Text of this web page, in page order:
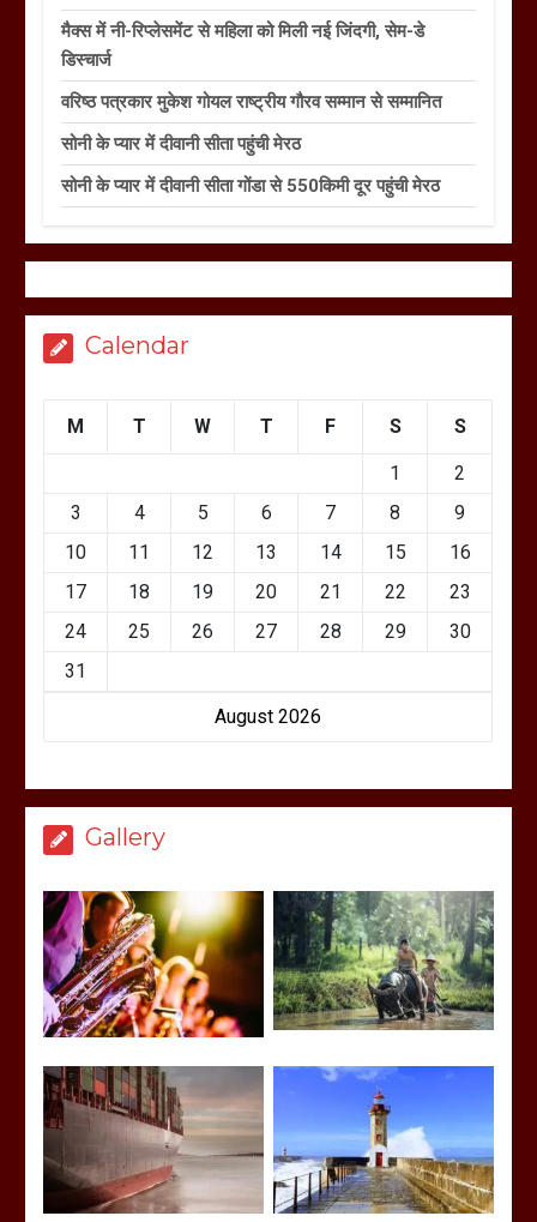
मैक्स में नी-रिप्लेसमेंट से महिला को मिली नई जिंदगी, सेम-डे
डिस्चार्ज
वरिष्ठ पत्रकार मुकेश गोयल राष्ट्रीय गौरव सम्मान से सम्मानित
सोनी के प्यार में दीवानी सीता पहुंची मेरठ
सोनी के प्यार में दीवानी सीता गोंडा से 550किमी दूर पहुंची मेरठ
Calendar
August 2026
M T W T F S S
1
2
3
4 5 6 7 8
9
10
11 12 13 14 15
16
17
18 19 20 21 22
23
24
25 26 27 28 29
30
31
Gallery